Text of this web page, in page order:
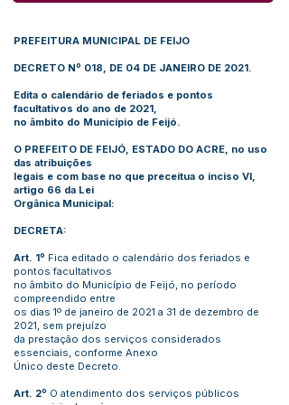
PREFEITURA MUNICIPAL DE FEIJO
DECRETO Nº 018, DE 04 DE JANEIRO DE 2021.
Edita o calendário de feriados e pontos
facultativos do ano de 2021,
no âmbito do Município de Feijó.
O PREFEITO DE FEIJÓ, ESTADO DO ACRE, no uso
das atribuições
legais e com base no que preceitua o inciso VI,
artigo 66 da Lei
Orgânica Municipal:
DECRETA:
Art. 1º Fica editado o calendário dos feriados e
pontos facultativos
no âmbito do Município de Feijó, no período
compreendido entre
os dias 1º de janeiro de 2021 a 31 de dezembro de
2021, sem prejuízo
da prestação dos serviços considerados
essenciais, conforme Anexo
Único deste Decreto.
Art. 2º O atendimento dos serviços públicos